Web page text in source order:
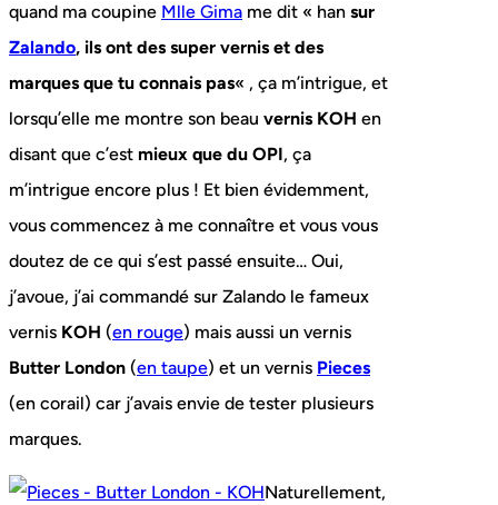
quand ma coupine Mlle Gima me dit « han sur
Zalando, ils ont des super vernis et des
marques que tu connais pas« , ça m’intrigue, et
lorsqu’elle me montre son beau vernis KOH en
disant que c’est mieux que du OPI, ça
m’intrigue encore plus ! Et bien évidemment,
vous commencez à me connaître et vous vous
doutez de ce qui s’est passé ensuite… Oui,
j’avoue, j’ai commandé sur Zalando le fameux
vernis KOH (en rouge) mais aussi un vernis
Butter London (en taupe) et un vernis Pieces
(en corail) car j’avais envie de tester plusieurs
marques.
Naturellement,